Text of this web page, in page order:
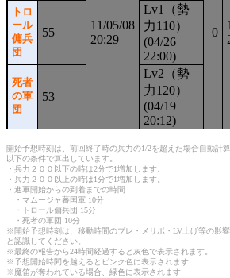
11/05/08
20:29
0
トロ
ール
傭兵
団
55
Lv1（勢
力110）
(04/26
22:00)
死者
の軍
団
53
Lv2（勢
力120）
(04/19
20:12)
開始予想時刻は、前回終了時の兵力の1/2を超えた場合自動計
以下の条件で算出しています。
・兵力２００以下の時は2分で1増加します。
・兵力２００以上の時は1分で1増加します。
・進軍開始からの到着までの時間
・マムージャ蕃国軍 10分
・トロール傭兵団 15分
・死者の軍団 10分
※開始予想時刻は、移動時間のブレ・メリポ・LV上げ等の影
と認識してください。
※最終の報告から24時間経過すると灰色で表示されます。
※予想開始時間を越えるとピンク色に表示されます
※魔笛が奪われている場合、緑色に表示されます